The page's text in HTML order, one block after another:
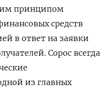
принципом
средств
в ответ на заявки
Сорос всегда
из главных